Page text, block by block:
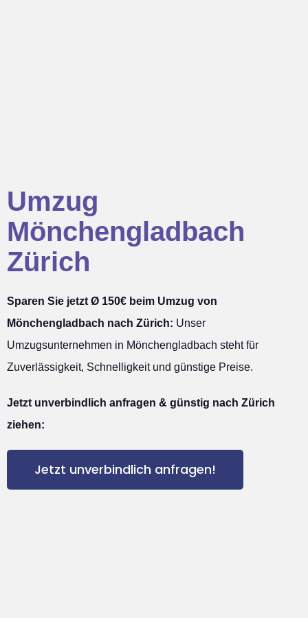
Umzug
Mönchengladbach
Zürich
Sparen Sie jetzt Ø 150€ beim Umzug von
Mönchengladbach nach Zürich: Unser
Umzugsunternehmen in Mönchengladbach steht für
Zuverlässigkeit, Schnelligkeit und günstige Preise.
Jetzt unverbindlich anfragen & günstig nach Zürich
ziehen:
Jetzt unverbindlich anfragen!